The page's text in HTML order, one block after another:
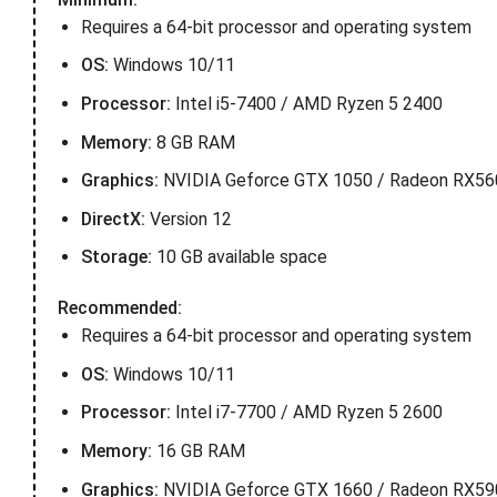
Requires a 64-bit processor and operating system
OS: Windows 10/11
Processor: Intel i5-7400 / AMD Ryzen 5 2400
Memory: 8 GB RAM
Graphics: NVIDIA Geforce GTX 1050 / Radeon
DirectX: Version 12
Storage: 10 GB available space
Recommended:
Requires a 64-bit processor and operating system
OS: Windows 10/11
Processor: Intel i7-7700 / AMD Ryzen 5 2600
Memory: 16 GB RAM
Graphics: NVIDIA Geforce GTX 1660 / Radeon